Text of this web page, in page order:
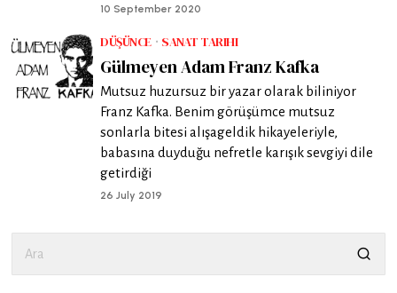
10 September 2020
DÜŞÜNCE · SANAT TARIHI
Gülmeyen Adam Franz Kafka
Mutsuz huzursuz bir yazar olarak biliniyor
Franz Kafka. Benim görüşümce mutsuz
sonlarla bitesi alışageldik hikayeleriyle,
babasına duyduğu nefretle karışık sevgiyi dile
getirdiği
26 July 2019